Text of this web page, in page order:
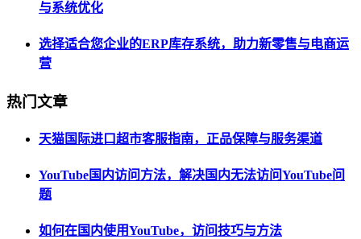
与系统优化
选择适合您企业的ERP库存系统，助力新零售与电商运
营
热门文章
天猫国际进口超市客服指南，正品保障与服务渠道
YouTube国内访问方法，解决国内无法访问YouTube问
题
如何在国内使用YouTube，访问技巧与方法